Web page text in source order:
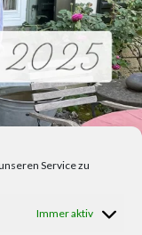
Service zu
Immer aktiv